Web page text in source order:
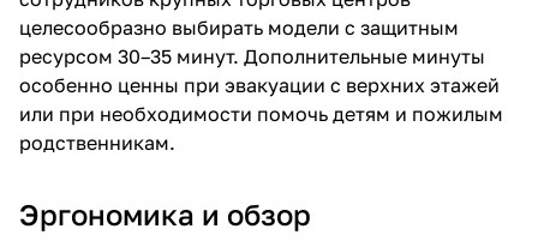
целесообразно выбирать модели с защитным
ресурсом 30–35 минут. Дополнительные минуты
особенно ценны при эвакуации с верхних этажей
или при необходимости помочь детям и пожилым
родственникам.
Эргономика и обзор